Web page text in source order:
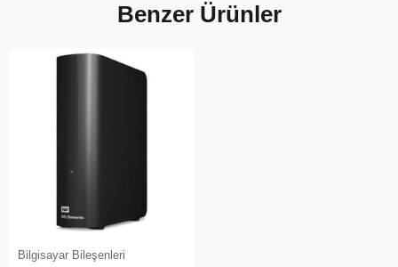
Benzer Ürünler
Bilgisayar Bileşenleri